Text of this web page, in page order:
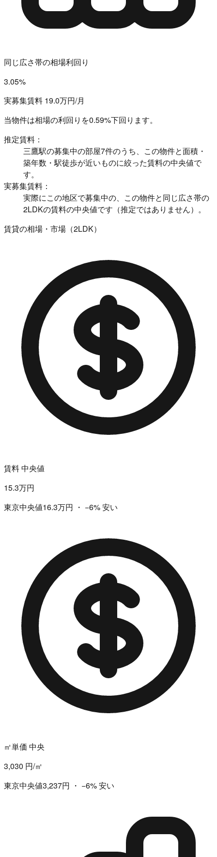
同じ広さ帯の相場利回り
3.05%
実募集賃料 19.0万円/月
当物件は相場の利回りを0.59%下回ります。
推定賃料：
三鷹駅の募集中の部屋7件のうち、この物件と面積・
築年数・駅徒歩が近いものに絞った賃料の中央値で
す。
実募集賃料：
実際にこの地区で募集中の、この物件と同じ広さ帯の
2LDKの賃料の中央値です（推定ではありません）。
賃貸の相場・市場（2LDK）
賃料 中央値
15.3万円
東京中央値16.3万円 ・ −6%安い
㎡単価 中央
3,030 円/㎡
東京中央値3,237円 ・ −6%安い